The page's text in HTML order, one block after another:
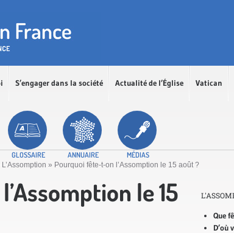
S’engager dans la société Actualité de l’Église Vatican
GLOSSAIRE ANNUAIRE MÉDIAS
L’Assomption » Pourquoi fête-t-on l’Assomption le 15 août ?
le 15
Que
D’où